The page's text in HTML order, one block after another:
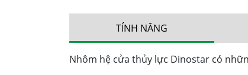
TÍNH NĂNG
Nhôm hệ cửa thủy lực Dinostar có